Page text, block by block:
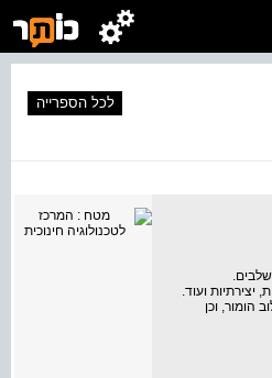
לכל הספרייה
יצירתיות ועוד.
הומור, וכן